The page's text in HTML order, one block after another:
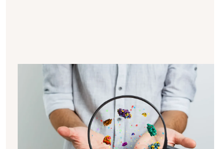
Agenti patogeni comuni: Batteri,
virus, funghi
Gli immunosoppressori dopo il trapianto
proteggono il nuovo rene, ma aumentano
anche il rischio di infezioni. Questo articolo
spiega quali agenti patogeni causano spesso